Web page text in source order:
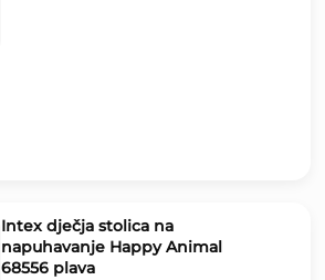
Intex dječja stolica na
napuhavanje Happy Animal
68556 plava